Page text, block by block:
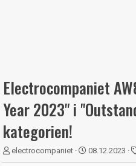
Electrocompaniet
Year 2023" i
kategorien!
T
r
electrocompaniet
S
t
08.12.2023